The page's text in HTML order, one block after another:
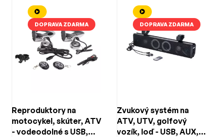
DOPRAVA ZDARMA
Reproduktory na
motocykel, skúter, ATV
- vodeodolné s USB,
DOPRAVA ZDARMA
Zvukový systém na
ATV, UTV, golfový
vozík, loď - USB, AUX,